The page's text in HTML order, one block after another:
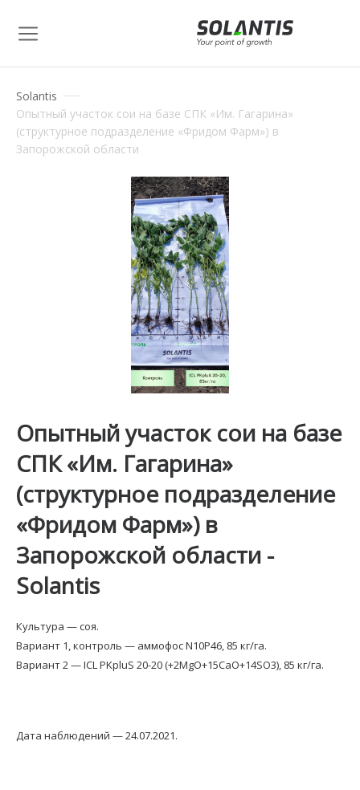
Solantis
Опытный участок сои на базе СПК «Им. Гагарина»
(структурное подразделение «Фридом Фарм») в
Запорожской области
Опытный участок сои на базе
СПК «Им. Гагарина»
(структурное подразделение
«Фридом Фарм») в
Запорожской области -
Solantis
Культура — соя.
Вариант 1, контроль — аммофос N10P46, 85 кг/га.
Вариант 2 — ICL PKpluS 20-20 (+2MgO+15CaO+14SO3), 85 кг/га.
Дата наблюдений — 24.07.2021.